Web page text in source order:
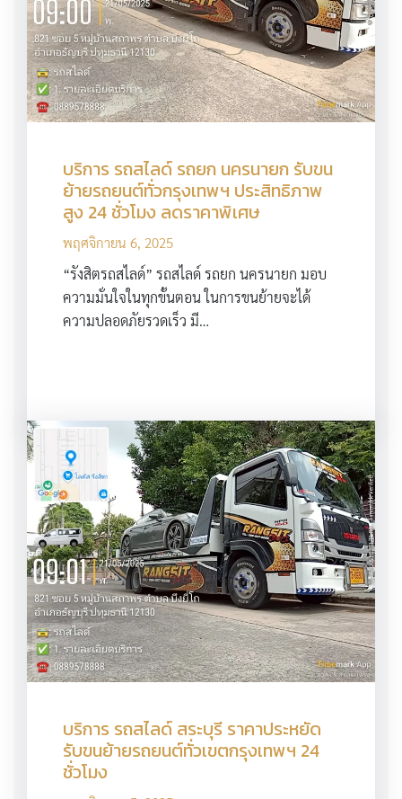
บริการ รถสไลด์ รถยก นครนายก รับขน
ย้ายรถยนต์ทั่วกรุงเทพฯ ประสิทธิภาพ
สูง 24 ชั่วโมง ลดราคาพิเศษ
พฤศจิกายน 6, 2025
“รังสิตรถสไลด์” รถสไลด์ รถยก นครนายก มอบ
ความมั่นใจในทุกขั้นตอน ในการขนย้ายจะได้
ความปลอดภัยรวดเร็ว มี…
บริการ รถสไลด์ สระบุรี ราคาประหยัด
รับขนย้ายรถยนต์ทั่วเขตกรุงเทพฯ 24
ชั่วโมง